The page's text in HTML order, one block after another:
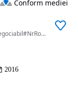
1422 cm3 • 90 CP • #RateFixe#Garantie#Pret Negociabil#NrRosii#Transport Gratuit#Buy Back#
2016
Conform mediei